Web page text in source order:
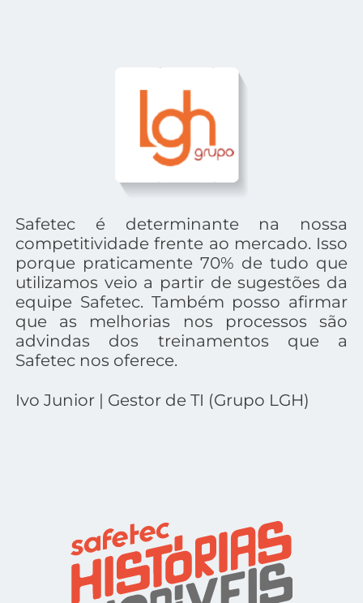
Safetec é determinante na nossa
competitividade frente ao mercado. Isso
porque praticamente 70% de tudo que
utilizamos veio a partir de sugestões da
equipe Safetec. Também posso afirmar
que as melhorias nos processos são
advindas dos treinamentos que a
Safetec nos oferece.
Ivo Junior | Gestor de TI (Grupo LGH)